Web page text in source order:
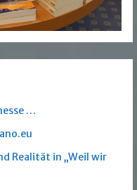
…
Realität in „Weil wir